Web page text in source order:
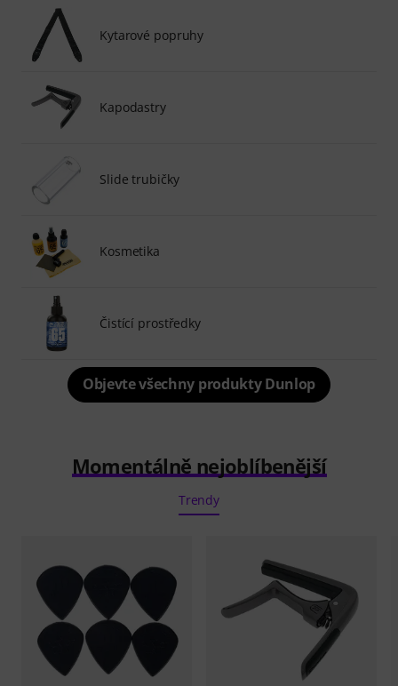
Kytarové popruhy
Kapodastry
Slide trubičky
Kosmetika
Čistící prostředky
Objevte všechny produkty Dunlop
Momentálně nejoblíbenější
Trendy